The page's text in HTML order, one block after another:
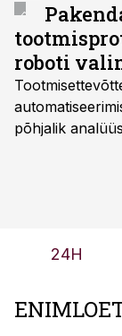
roboti
põhjalik
OÜ tegevjuht
24H